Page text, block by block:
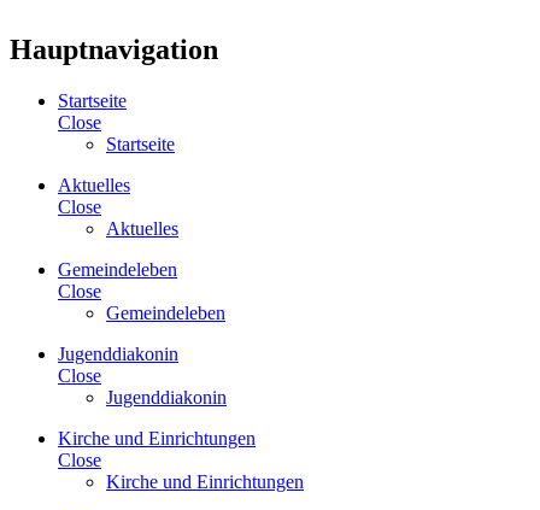
Hauptnavigation
Startseite
Close
Startseite
Aktuelles
Close
Aktuelles
Gemeindeleben
Close
Gemeindeleben
Jugenddiakonin
Close
Jugenddiakonin
Kirche und Einrichtungen
Close
Kirche und Einrichtungen